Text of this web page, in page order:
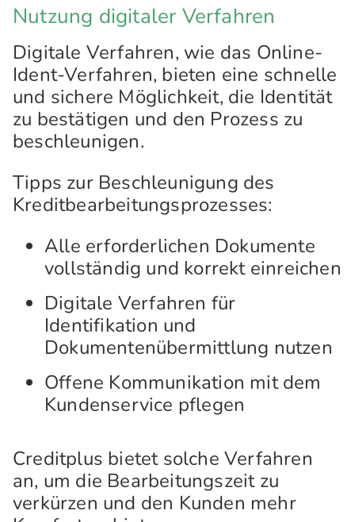
Nutzung digitaler Verfahren
Digitale Verfahren, wie das Online-
Ident-Verfahren, bieten eine schnelle
und sichere Möglichkeit, die Identität
zu bestätigen und den Prozess zu
beschleunigen.
Tipps zur Beschleunigung des
Kreditbearbeitungsprozesses:
Alle erforderlichen Dokumente
vollständig und korrekt einreichen
Digitale Verfahren für
Identifikation und
Dokumentenübermittlung nutzen
Offene Kommunikation mit dem
Kundenservice pflegen
Creditplus bietet solche Verfahren
an, um die Bearbeitungszeit zu
verkürzen und den Kunden mehr